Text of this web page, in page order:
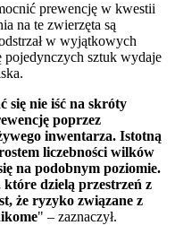
prewencję w kwestii
na te zwierzęta są
w wyjątkowych
pojedynczych sztuk wydaje
się nie iść na skróty
poprzez
inwentarza. Istotną
liczebności wilków
na podobnym poziomie.
dzielą przestrzeń z
że ryzyko związane z
" – zaznaczył.